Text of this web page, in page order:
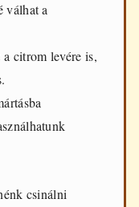
válhat a
a citrom levére is,
csinálni